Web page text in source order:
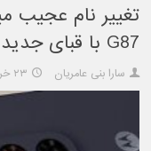
تغییر نام عجیب
G87 با قبای جدید بازگشت
سارا بنی عامریان ۲۳ خرداد ۱۴۰۵ ساعت ۱۱:۲۵